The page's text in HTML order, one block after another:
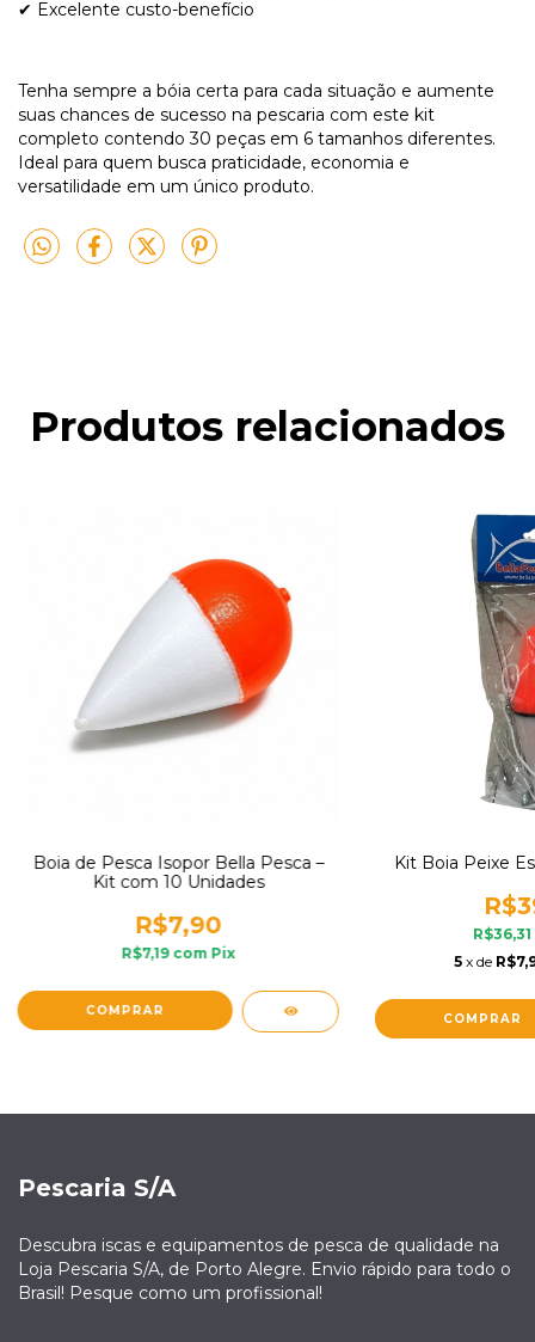
✔ Excelente custo-benefício
Tenha sempre a bóia certa para cada situação e aumente
suas chances de sucesso na pescaria com este kit
completo contendo 30 peças em 6 tamanhos diferentes.
Ideal para quem busca praticidade, economia e
versatilidade em um único produto.
Produtos relacionados
Boia de Pesca Isopor Bella Pesca –
Kit com 10 Unidades
R$7,90
R$7,19 com Pix
COMPRAR
Kit Boia Peixe
R$36,31
5 x de
COMPRAR
Pescaria S/A
Descubra iscas e equipamentos de pesca de qualidade na
Loja Pescaria S/A, de Porto Alegre. Envio rápido para todo o
Brasil! Pesque como um profissional!